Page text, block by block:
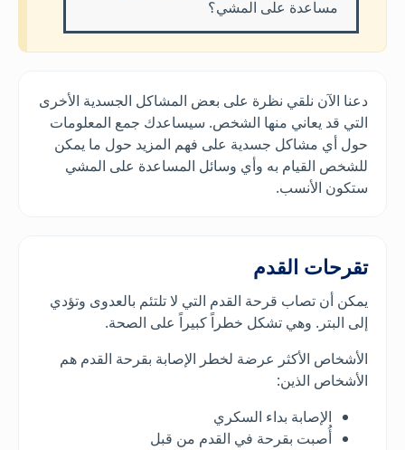
مساعدة على المشي؟
دعنا الآن نلقي نظرة على بعض المشاكل الجسدية الأخرى
التي قد يعاني منها الشخص. سيساعدك جمع المعلومات
حول أي مشاكل جسدية على فهم المزيد حول ما يمكن
للشخص القيام به وأي وسائل المساعدة على المشي
ستكون الأنسب.
تقرحات القدم
يمكن أن تصاب قرحة القدم التي لا تلتئم بالعدوى وتؤدي
إلى البتر. وهي تشكل خطراً كبيراً على الصحة.
الأشخاص الأكثر عرضة لخطر الإصابة بقرحة القدم هم
الأشخاص الذين:
الإصابة بداء السكري
أُصبت بقرحة في القدم من قبل